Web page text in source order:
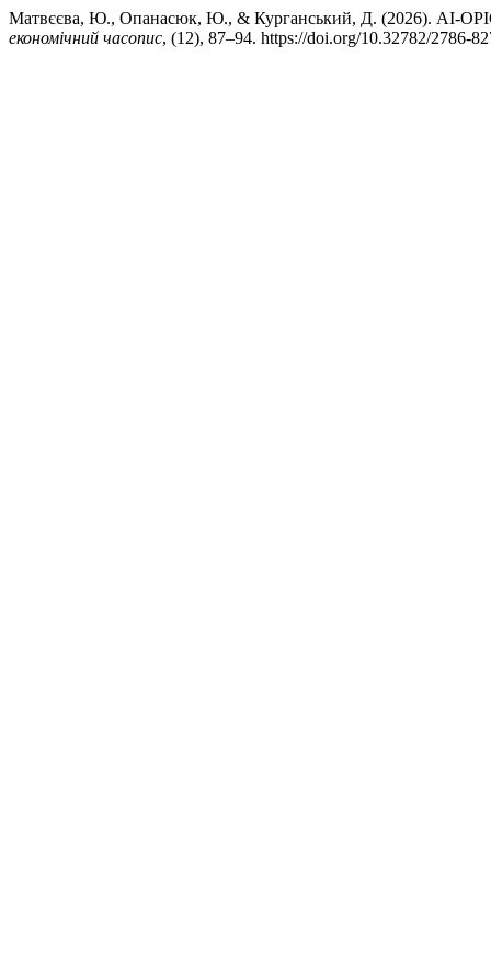
Матвєєва, Ю., Опанасюк, Ю., & Курганський, Д. (2026).
економічний часопис, (12), 87–94. https://doi.org/10.32782/2786-